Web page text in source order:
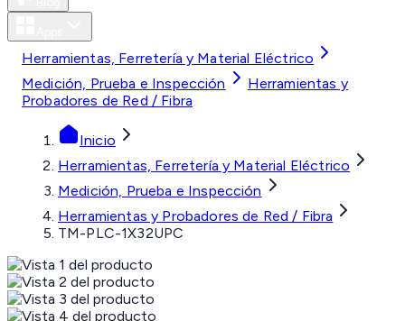
Herramientas, Ferretería y Material Eléctrico
Medición, Prueba e Inspección
Herramientas y
Probadores de Red / Fibra
Inicio
Herramientas, Ferretería y Material Eléctrico
Medición, Prueba e Inspección
Herramientas y Probadores de Red / Fibra
TM-PLC-1X32UPC